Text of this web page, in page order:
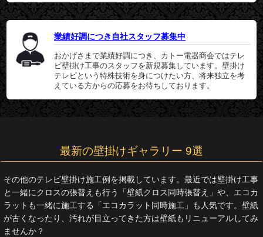
業績好調につき自社スタッフ募集中
おかげさまで業績好調につき、カトー電器商会ではテレ
ビ壁掛け工事のスタッフを新規募集しています。壁掛け
テレビという特殊技術を身につけたい方、将来独立を考
えている方からの応募をお待ちしております。
最新の壁掛けギャラリー 9選
その他のテレビ壁掛け施工例を掲載しています。最近では壁掛け工事
と一緒にクロスの張替えも行う「壁紙クロス同時張替え」や、エコカ
ラットも一緒に施工する「エコカラット同時施工」も人気です。壁紙
が古くなったり、汚れが目立ってきた方は壁紙もリニューアルしてみ
ませんか？